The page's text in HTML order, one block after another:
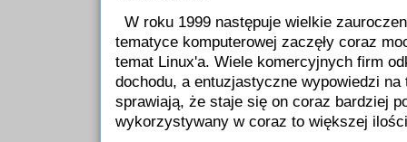
W roku 1999 następuje wielkie
tematyce komputerowej zaczęły coraz
temat Linux'a. Wiele komercyjnych firm
dochodu, a entuzjastyczne wypowiedzi
sprawiają, że staje się on coraz bardziej
wykorzystywany w coraz to większej